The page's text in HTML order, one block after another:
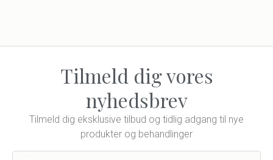
Tilmeld dig vores
nyhedsbrev
Tilmeld dig eksklusive tilbud og tidlig adgang til nye
produkter og behandlinger